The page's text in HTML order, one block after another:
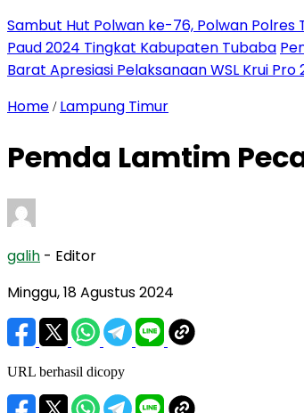
Sambut Hut Polwan ke-76, Polwan
Paud 2024 Tingkat Kabupaten Tubaba
Barat Apresiasi Pelaksanaan WSL Krui Pro
Home / Lampung Timur
Pemda Lamtim
galih - Editor
Minggu, 18 Agustus 2024
URL berhasil dicopy